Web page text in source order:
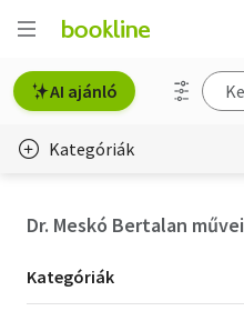
AI ajánló
Kategóriák
Dr. Meskó Bertalan művei
Kategória
szűrés
Kategóriák